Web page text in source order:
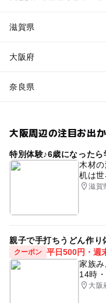
滋賀県
大阪府
奈良県
大阪周辺の注目お出
特別体験♪6歳になったら
木材
机は
滋賀
親子で手打ちうどん作り
クーポン 平日500円・週
家族
14時
大阪